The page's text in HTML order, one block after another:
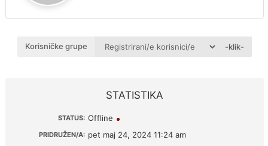
Korisničke grupe -klik-
STATISTIKA
STATUS: Offline
PRIDRUŽEN/A: pet maj 24, 2024 11:24 am